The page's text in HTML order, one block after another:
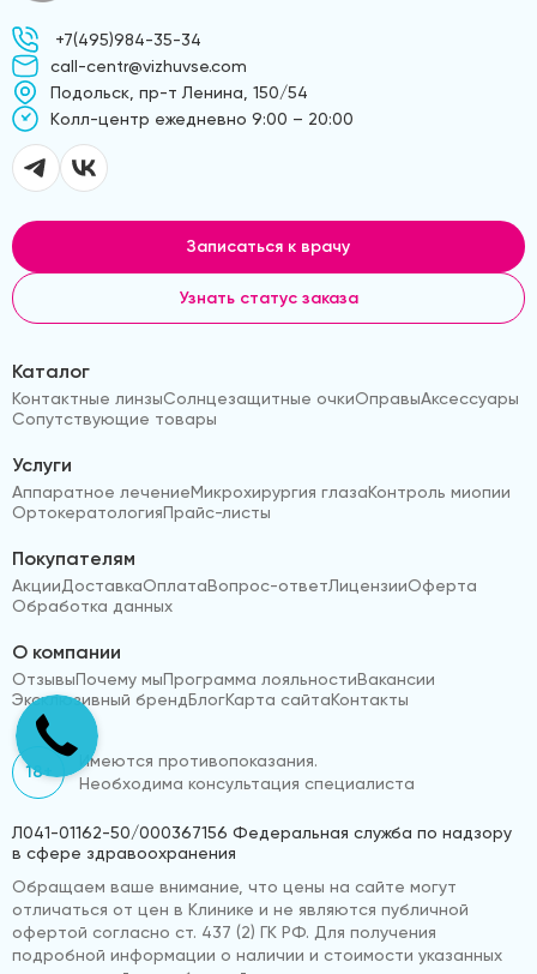
+7(495)984-35-34
call-centr@vizhuvse.com
Подольск, пр-т Ленина, 150/54
Kолл-центр ежедневно 9:00 – 20:00
Записаться к врачу
Узнать статус заказа
Каталог
Контактные линзыСолнцезащитные очкиОправыАксессуары
Сопутствующие товары
Услуги
Аппаратное лечениеМикрохирургия глазаКонтроль миопии
ОртокератологияПрайс-листы
Покупателям
АкцииДоставкаОплатаВопрос-ответЛицензииОферта
Обработка данных
О компании
ОтзывыПочему мыПрограмма лояльностиВакансии
Эксклюзивный брендБлогКарта сайтаКонтакты
18+
Имеются противопоказания.
Необходима консультация специалиста
Л041-01162-50/000367156 Федеральная служба по надзору
в сфере здравоохранения
Обращаем ваше внимание, что цены на сайте могут
отличаться от цен в Клинике и не являются публичной
офертой согласно ст. 437 (2) ГК РФ. Для получения
подробной информации о наличии и стоимости указанных